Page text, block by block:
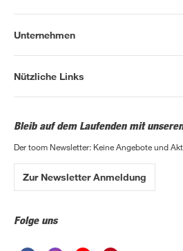
Unternehmen
Nützliche Links
Bleib auf dem Laufenden mit
Der toom Newsletter: Keine Angebote und
Zur Newsletter Anmeldung
Folge uns